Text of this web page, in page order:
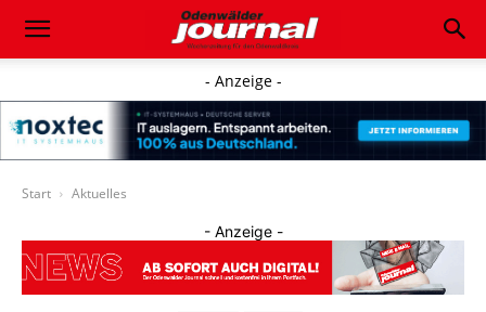
- Anzeige -
Start Aktuelles
- Anzeige -